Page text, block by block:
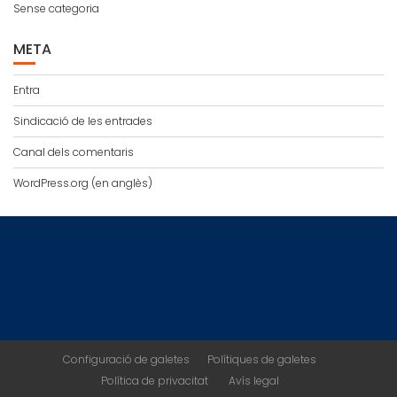
Sense categoria
META
Entra
Sindicació de les entrades
Canal dels comentaris
WordPress.org (en anglès)
Configuració de galetes
Polítiques de galetes
Política de privacitat
Avís legal